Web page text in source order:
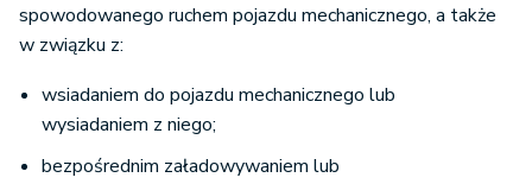
spowodowanego ruchem pojazdu mechanicznego, a także
w związku z:
wsiadaniem do pojazdu mechanicznego lub
wysiadaniem z niego;
bezpośrednim załadowywaniem lub